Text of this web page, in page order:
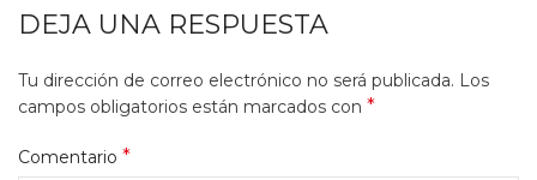
DEJA UNA RESPUESTA
Tu dirección de correo electrónico no será publicada. Los
campos obligatorios están marcados con *
Comentario *